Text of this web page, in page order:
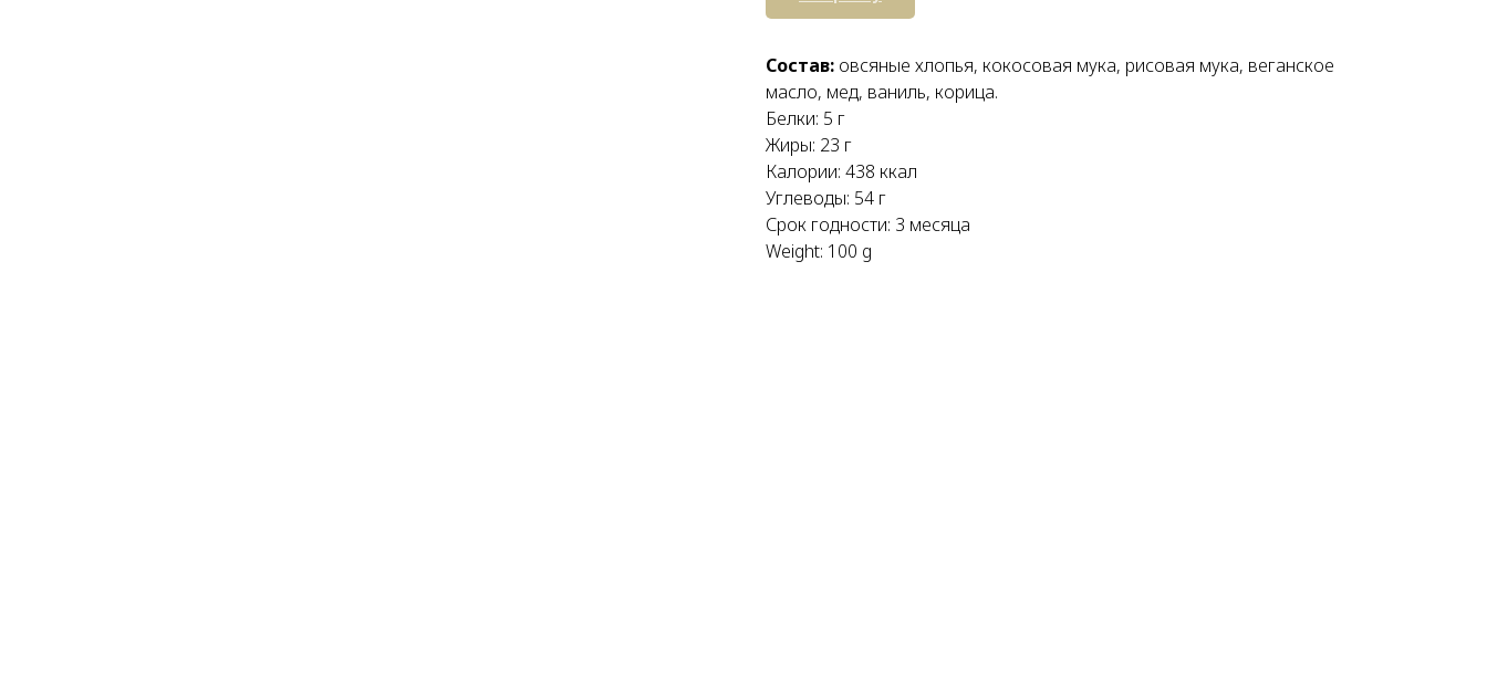
Состав: овсяные хлопья, кокосовая мука, рисовая мука, веганское
масло, мед, ваниль, корица.
Белки: 5 г
Жиры: 23 г
Калории: 438 ккал
Углеводы: 54 г
Срок годности: 3 месяца
Weight: 100 g